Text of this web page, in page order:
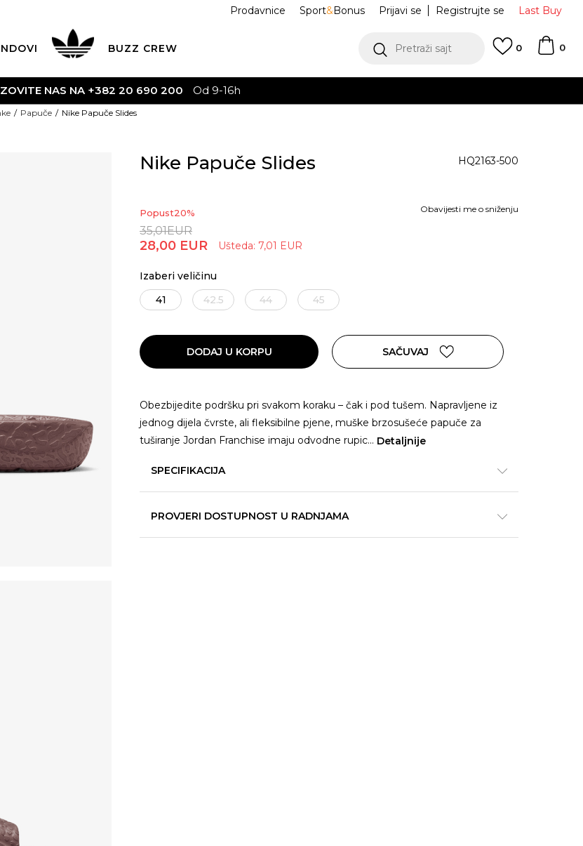
Last Buy
Prijavi se Registrujte se
Prodavnice Sport&Bonus
BUZZ CREW Pretraži sajt 0
0
+382 20 690 200 Od 9-16h
Papuče Nike Papuče Slides
Nike Papuče Slides HQ2163-500
Popust20%
35,01EUR
28,00 EUR Ušteda: 7,01 EUR
Obavijesti me o sniženju
Izaberi veličinu
41
42.5 44 45
DODAJ U KORPU SAČUVAJ
Obezbijedite podršku pri svakom koraku – čak i pod tušem. Napravljene iz
jednog dijela čvrste, ali fleksibilne pjene, muške brzosušeće papuče za
tuširanje Jordan Franchise imaju odvodne rupic... Detaljnije
SPECIFIKACIJA
PROVJERI DOSTUPNOST U RADNJAMA